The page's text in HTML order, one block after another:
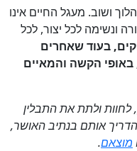
ושוב. מעגל החיים אינו
ונשימה לכל יצור, לכל
בעוד שאחרים
באופי הקשה והמאיים
לחוות ולתת את התבלין
אותם בנתיב האושר,
מוצאם.